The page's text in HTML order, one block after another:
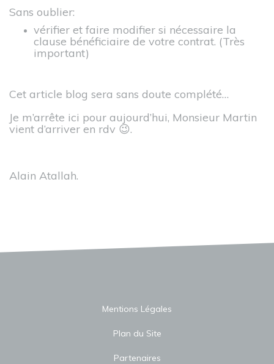
Sans oublier:
vérifier et faire modifier si nécessaire la
clause bénéficiaire de votre contrat. (Très
important)
Cet article blog sera sans doute complété…
Je m’arrête ici pour aujourd’hui, Monsieur Martin
vient d’arriver en rdv 😉.
Alain Atallah.
Mentions Légales
Plan du Site
Partenaires